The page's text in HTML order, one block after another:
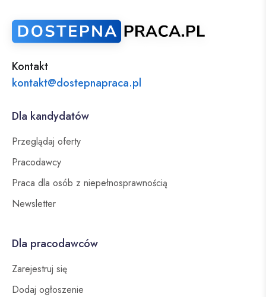
Kontakt
kontakt@dostepnapraca.pl
Dla kandydatów
Przeglądaj oferty
Pracodawcy
Praca dla osób z niepełnosprawnością
Newsletter
Dla pracodawców
Zarejestruj się
Dodaj ogłoszenie